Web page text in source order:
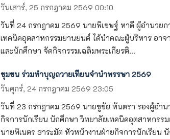
วันเสาร์, 25 กรกฎาคม 2569 00:10
วันที่ 24 กรกฎาคม 2569 นายพิเชษฐ์ หาดี ผู้อำนวยก
เทคนิคอุตสาหกรรมยานยนต์ ได้นำคณะผู้บริหาร อาจ
และนักศึกษา จัดกิจกรรมเฉลิมพระเกียรติ...
ชุมชน ร่วมทำบุญถวายเทียนจำนำพรรษา 2569
วันศุกร์, 24 กรกฎาคม 2569 23:05
วันที่ 23 กรกฎาคม 2569 นายชูชัย หันตรา รองผู้อำน
กิจการนักเรียน นักศึกษา วิทยาลัยเทคนิคอุตสาหกรร
นายพิเนตร ธาระมัต หัวหน้างานฝ่ายกิจการนักเรียน